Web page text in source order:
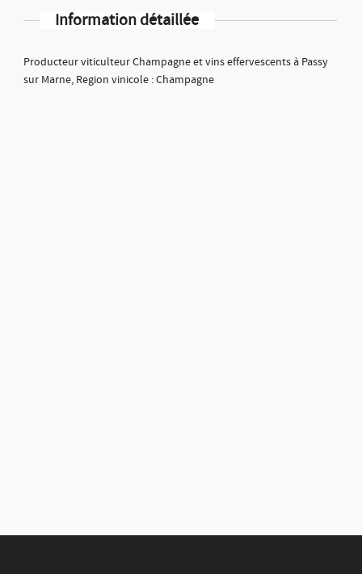
Information détaillée
Producteur viticulteur Champagne et vins effervescents à Passy
sur Marne, Region vinicole : Champagne